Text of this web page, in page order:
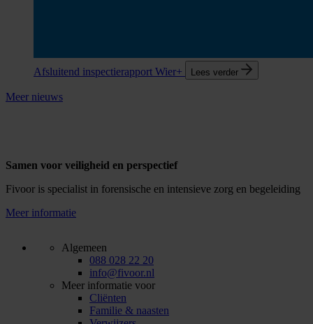
Afsluitend inspectierapport Wier+ Lees verder
Meer nieuws
Samen voor veiligheid en perspectief
Fivoor is specialist in forensische en intensieve zorg en begeleiding
Meer informatie
Algemeen
088 028 22 20
info@fivoor.nl
Meer informatie voor
Cliënten
Familie & naasten